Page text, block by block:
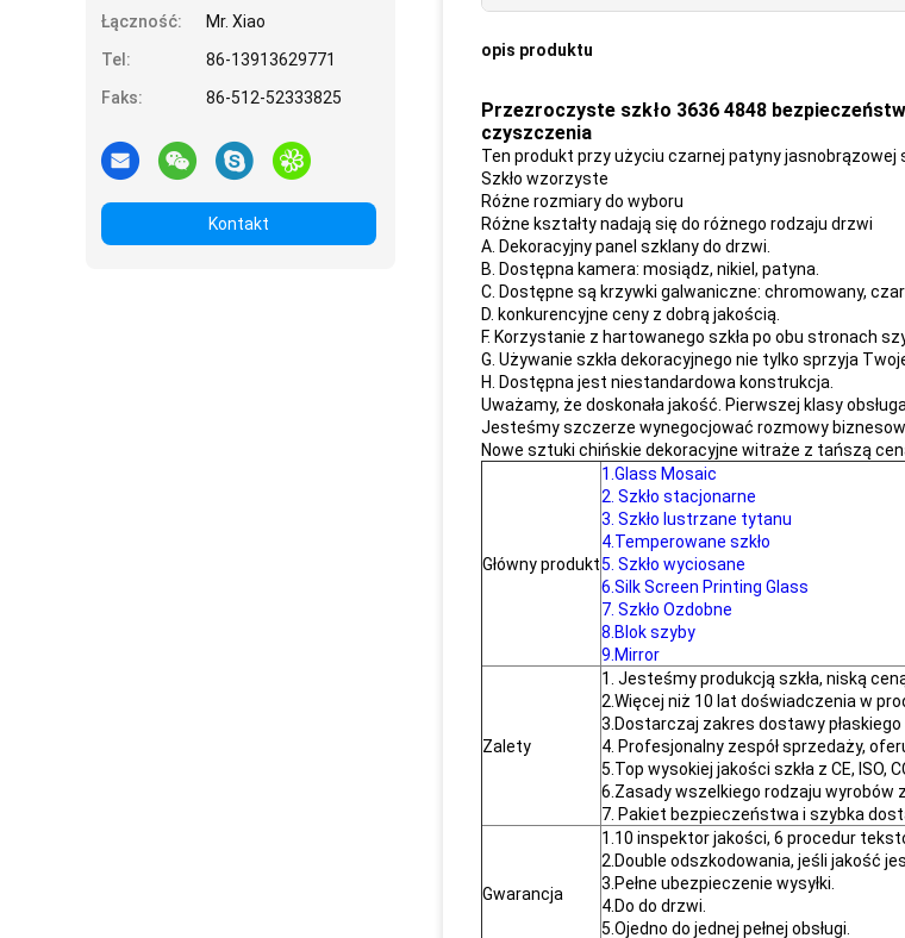
Łączność:
Mr. Xiao
Tel:
86-13913629771
Faks:
86-512-52333825
Kontakt
opis produktu
Przezroczyste szkło 3636 4848
czyszczenia
Ten produkt przy użyciu czarnej patyny jasnobrązowej
Szkło wzorzyste
Różne rozmiary do wyboru
Różne kształty nadają się do różnego rodzaju drzwi
A. Dekoracyjny panel szklany do drzwi.
B. Dostępna kamera: mosiądz, nikiel, patyna.
C. Dostępne są krzywki galwaniczne: chromowany,
D. konkurencyjne ceny z dobrą jakością.
F. Korzystanie z hartowanego szkła po obu stronach
G. Używanie szkła dekoracyjnego nie tylko sprzyja
H. Dostępna jest niestandardowa konstrukcja.
Uważamy, że doskonała jakość. Pierwszej klasy
Jesteśmy szczerze wynegocjować rozmowy
Nowe sztuki chińskie dekoracyjne witraże z tańszą
Główny produkt
1.Glass Mosaic
2. Szkło stacjonarne
3. Szkło lustrzane tytanu
4.Temperowane szkło
5. Szkło wyciosane
6.Silk Screen Printing Glass
7. Szkło Ozdobne
8.Blok szyby
9.Mirror
Zalety
1. Jesteśmy produkcją szkła, niską
2.Więcej niż 10 lat doświadczenia w
3.Dostarczaj zakres dostawy
4. Profesjonalny zespół sprzedaży,
5.Top wysokiej jakości szkła z CE, ISO,
6.Zasady wszelkiego rodzaju wyrobów
7. Pakiet bezpieczeństwa i szybka
Gwarancja
1.10 inspektor jakości, 6 procedur
2.Double odszkodowania, jeśli jakość
3.Pełne ubezpieczenie wysyłki.
4.Do do drzwi.
5.Ojedno do jednej pełnej obsługi.